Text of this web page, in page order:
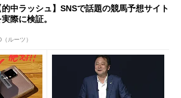
的中ラッシュ】SNSで話題の競馬予想サイト
実際に検証。
（ルーツ）